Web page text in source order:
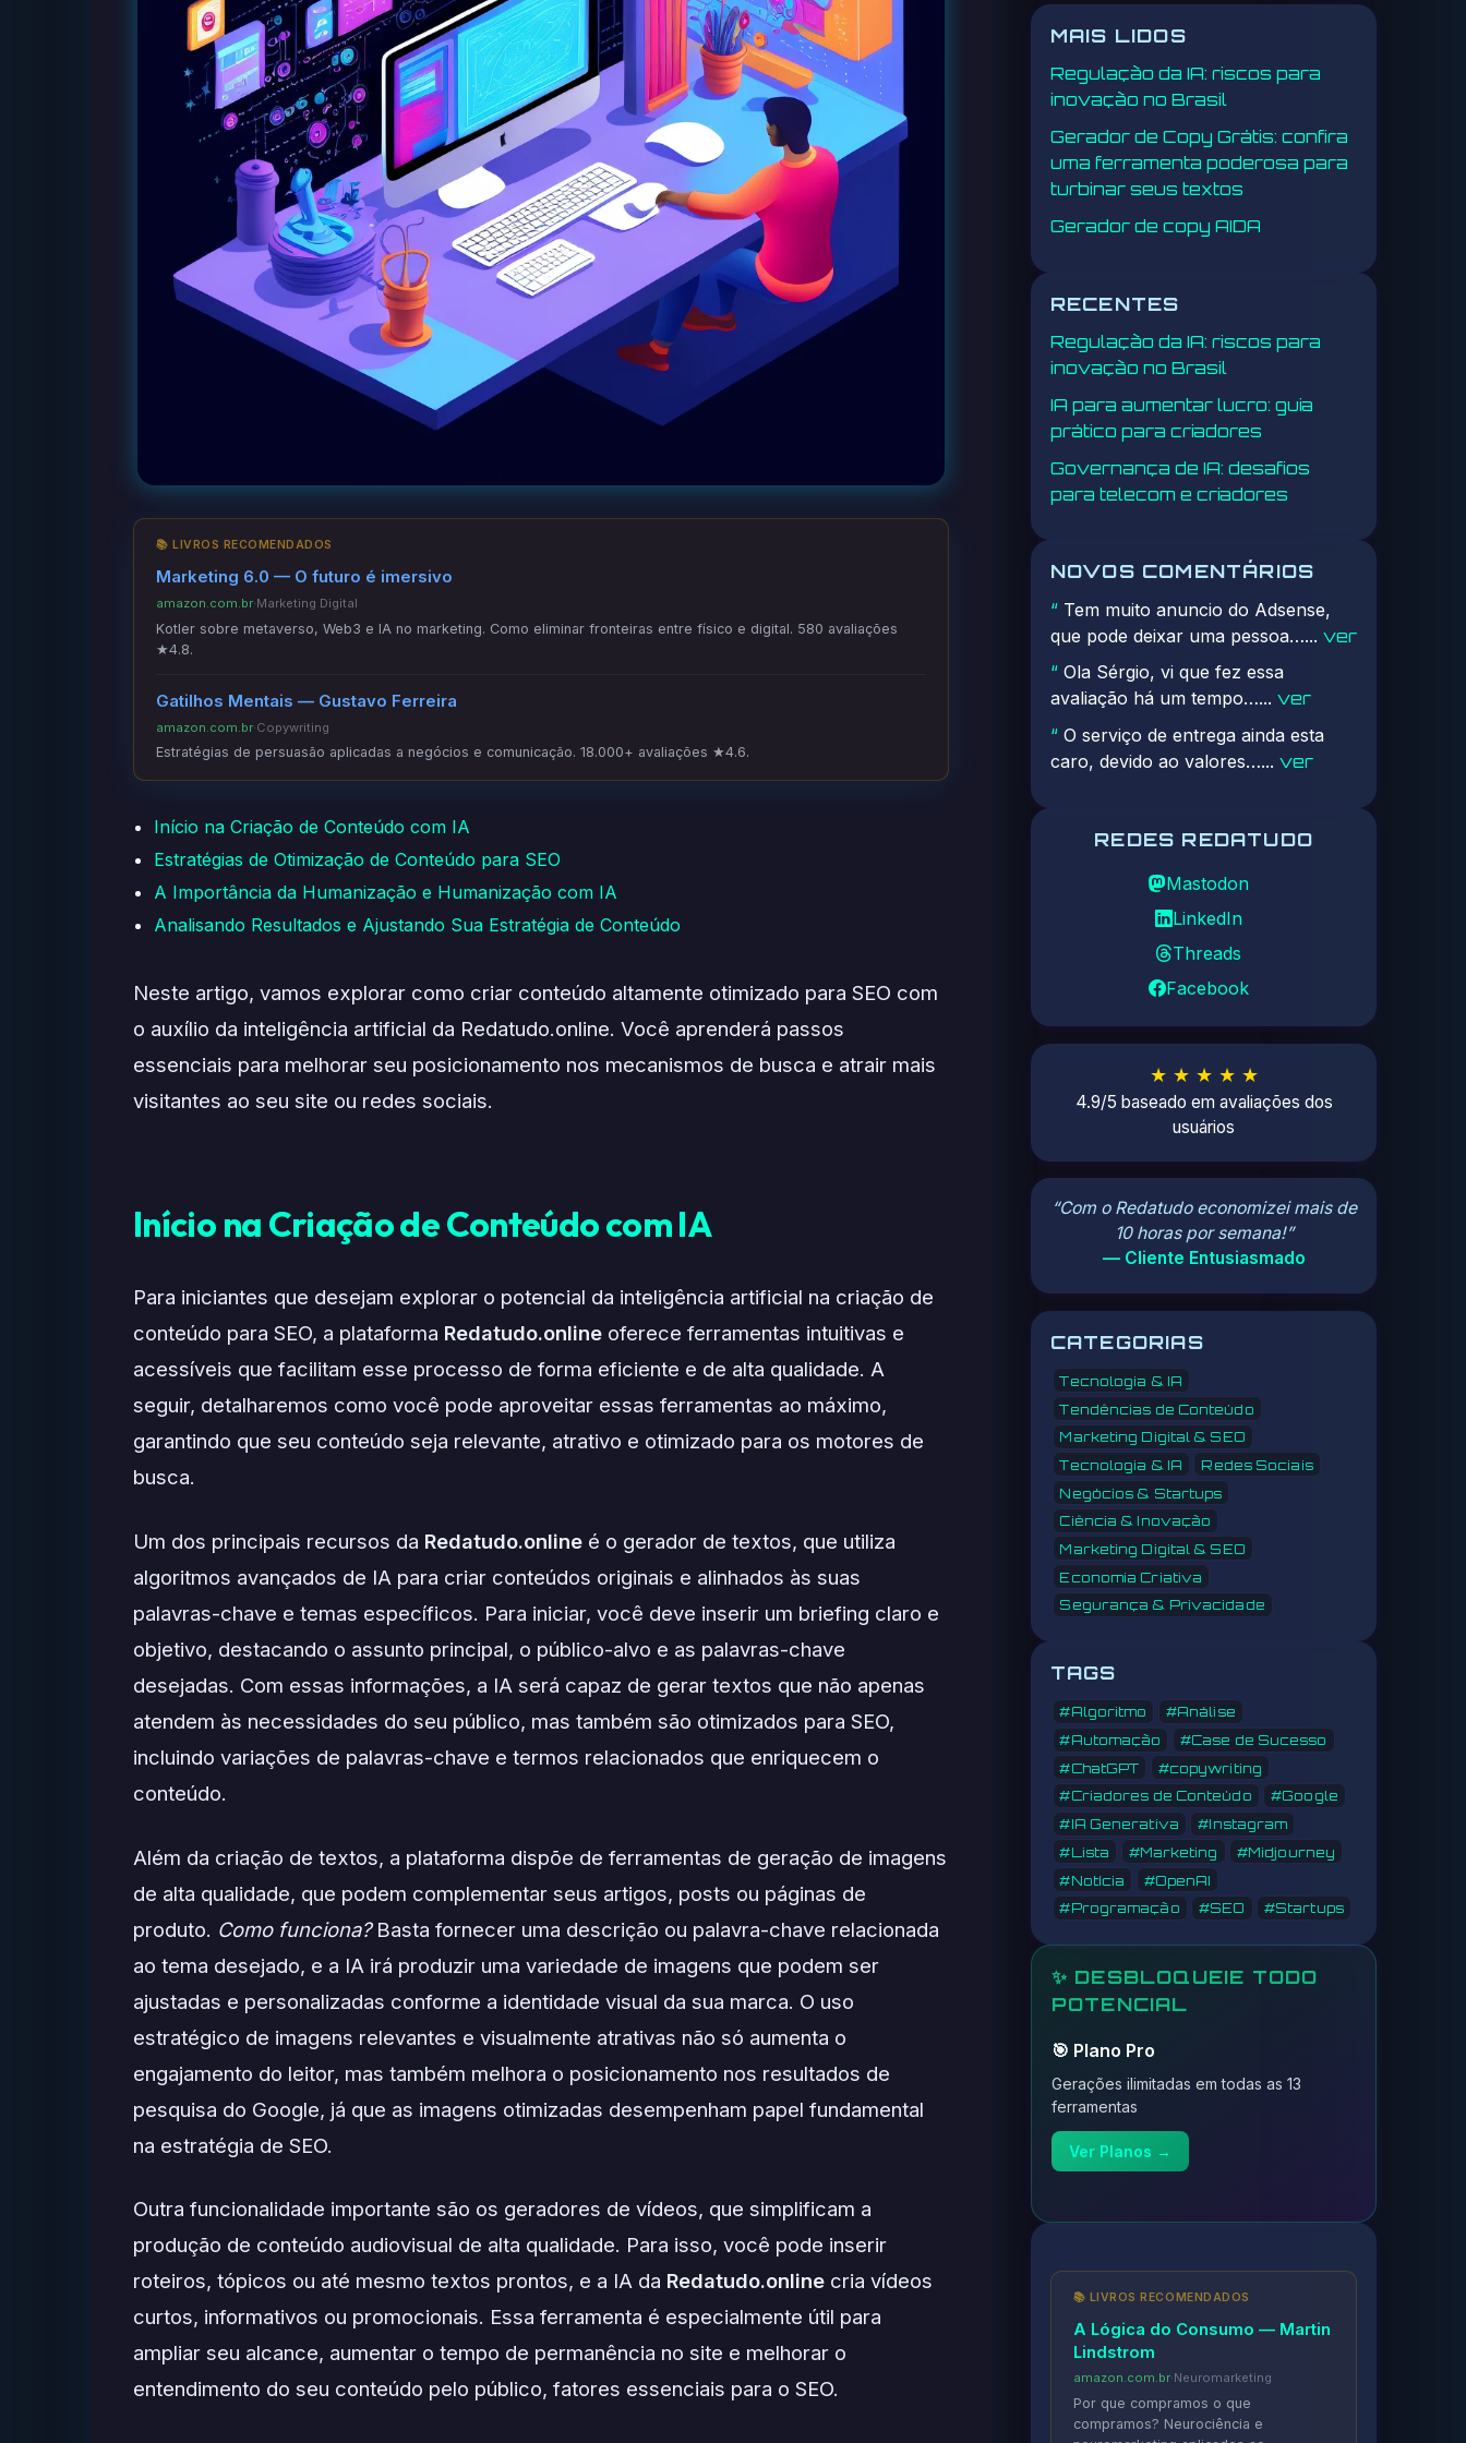
📚 LIVROS RECOMENDADOS
Marketing 6.0 — O futuro é imersivo
amazon.com.br·Marketing Digital
Kotler sobre metaverso, Web3 e IA no marketing. Como eliminar fronteiras entre físico e digital. 580 avaliações
★4.8.
Gatilhos Mentais — Gustavo Ferreira
amazon.com.br·Copywriting
Estratégias de persuasão aplicadas a negócios e comunicação. 18.000+ avaliações ★4.6.
Início na Criação de Conteúdo com IA
Estratégias de Otimização de Conteúdo para SEO
A Importância da Humanização e Humanização com IA
Analisando Resultados e Ajustando Sua Estratégia de Conteúdo
Neste artigo, vamos explorar como criar conteúdo altamente otimizado para SEO com
o auxílio da inteligência artificial da Redatudo.online. Você aprenderá passos
essenciais para melhorar seu posicionamento nos mecanismos de busca e atrair mais
visitantes ao seu site ou redes sociais.
Início na Criação de Conteúdo com IA
Para iniciantes que desejam explorar o potencial da inteligência artificial na criação de
conteúdo para SEO, a plataforma Redatudo.online oferece ferramentas intuitivas e
acessíveis que facilitam esse processo de forma eficiente e de alta qualidade. A
seguir, detalharemos como você pode aproveitar essas ferramentas ao máximo,
garantindo que seu conteúdo seja relevante, atrativo e otimizado para os motores de
busca.
Um dos principais recursos da Redatudo.online é o gerador de textos, que utiliza
algoritmos avançados de IA para criar conteúdos originais e alinhados às suas
palavras-chave e temas específicos. Para iniciar, você deve inserir um briefing claro e
objetivo, destacando o assunto principal, o público-alvo e as palavras-chave
desejadas. Com essas informações, a IA será capaz de gerar textos que não apenas
atendem às necessidades do seu público, mas também são otimizados para SEO,
incluindo variações de palavras-chave e termos relacionados que enriquecem o
conteúdo.
Além da criação de textos, a plataforma dispõe de ferramentas de geração de imagens
de alta qualidade, que podem complementar seus artigos, posts ou páginas de
produto. Como funciona?Basta fornecer uma descrição ou palavra-chave relacionada
ao tema desejado, e a IA irá produzir uma variedade de imagens que podem ser
ajustadas e personalizadas conforme a identidade visual da sua marca. O uso
estratégico de imagens relevantes e visualmente atrativas não só aumenta o
engajamento do leitor, mas também melhora o posicionamento nos resultados de
pesquisa do Google, já que as imagens otimizadas desempenham papel fundamental
na estratégia de SEO.
Outra funcionalidade importante são os geradores de vídeos, que simplificam a
produção de conteúdo audiovisual de alta qualidade. Para isso, você pode inserir
roteiros, tópicos ou até mesmo textos prontos, e a IA da Redatudo.online cria vídeos
curtos, informativos ou promocionais. Essa ferramenta é especialmente útil para
ampliar seu alcance, aumentar o tempo de permanência no site e melhorar o
entendimento do seu conteúdo pelo público, fatores essenciais para o SEO.
MAIS LIDOS
Regulação da IA: riscos para
inovação no Brasil
Gerador de Copy Grátis: confira
uma ferramenta poderosa para
turbinar seus textos
Gerador de copy AIDA
RECENTES
Regulação da IA: riscos para
inovação no Brasil
IA para aumentar lucro: guia
prático para criadores
Governança de IA: desafios
para telecom e criadores
NOVOS COMENTÁRIOS
“Tem muito anuncio do Adsense,
que pode deixar uma pessoa…... ver
“Ola Sérgio, vi que fez essa
avaliação há um tempo…... ver
“O serviço de entrega ainda esta
caro, devido ao valores…... ver
REDES REDATUDO
Mastodon
LinkedIn
Threads
Facebook
★ ★ ★ ★ ★
4.9/5 baseado em avaliações dos
usuários
“Com o Redatudo economizei mais de
10 horas por semana!”
— Cliente Entusiasmado
CATEGORIAS
Tecnologia & IA
Tendências de Conteúdo
Marketing Digital & SEO
Tecnologia & IA
Redes Sociais
Negócios & Startups
Ciência & Inovação
Marketing Digital & SEO
Economia Criativa
Segurança & Privacidade
TAGS
#Algoritmo
#Análise
#Automação
#Case de Sucesso
#ChatGPT
#copywriting
#Criadores de Conteúdo
#Google
#IA Generativa
#Instagram
#Lista
#Marketing
#Midjourney
#Notícia
#OpenAI
#Programação
#SEO #Startups
✨ DESBLOQUEIE TODO
POTENCIAL
🎯 Plano Pro
Gerações ilimitadas em todas as 13
ferramentas
Ver Planos →
📚 LIVROS RECOMENDADOS
A Lógica do Consumo — Martin
Lindstrom
amazon.com.br·Neuromarketing
Por que compramos o que
compramos? Neurociência e